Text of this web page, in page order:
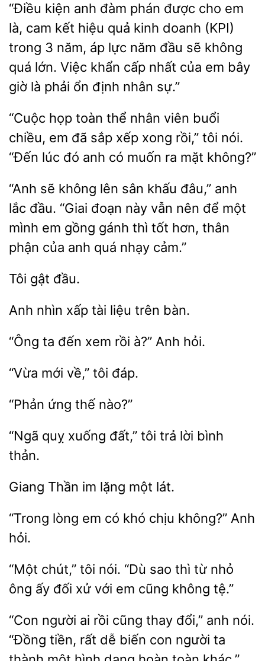
“Điều
anh đàm phán được cho em
là, cam kết hiệu quả kinh doanh (KPI)
trong 3 năm,
lực năm
sẽ không
quá lớn. Việc khẩn cấp nhất của em bây
giờ là phải ổn định nhân sự.”
“Cuộc họp toàn
nhân viên buổi
chiều, em
sắp xếp xong
tôi nói.
“Đến lúc đó anh có muốn ra mặt không?”
“Anh sẽ không lên sân khấu đâu,” anh
đầu. “Giai đoạn này vẫn nên để một
mình em gồng gánh thì
hơn, thân
phận của
quá nhạy cảm.”
Anh nhìn xấp bàn.
“Ông ta đến xem Anh
“Vừa đáp.
nào?”
“Ngã quỵ tôi
lời bình
thản.
Giang lặng một
“Trong
em có khó chịu
hỏi.
“Một chút,” tôi
“Dù sao thì từ nhỏ
ông ấy
xử với cũng không tệ.”
“Con người ai rồi cũng thay
nói.
“Đồng tiền, rất
biến con người ta